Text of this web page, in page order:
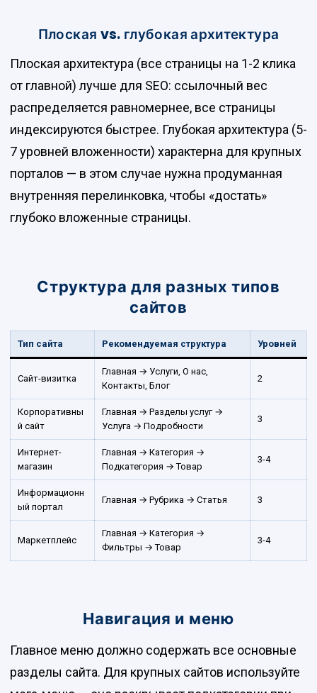
Плоская vs. глубокая архитектура
Плоская архитектура (все страницы на 1-2 клика
от главной) лучше для SEO: ссылочный вес
распределяется равномернее, все страницы
индексируются быстрее. Глубокая архитектура (5-
7 уровней вложенности) характерна для крупных
порталов — в этом случае нужна продуманная
внутренняя перелинковка, чтобы «достать»
глубоко вложенные страницы.
Структура для разных типов
сайтов
Тип сайта Рекомендуемая структура Уровней
Сайт-визитка
Главная → Услуги, О нас,
Контакты, Блог
2
Корпоративны
й сайт
Главная → Разделы услуг →
Услуга → Подробности
3
Интернет-
магазин
Главная → Категория →
Подкатегория → Товар
3-4
Информационн
ый портал
Главная → Рубрика → Статья 3
Маркетплейс
Главная → Категория →
Фильтры → Товар
3-4
Навигация и меню
Главное меню должно содержать все основные
разделы сайта. Для крупных сайтов используйте